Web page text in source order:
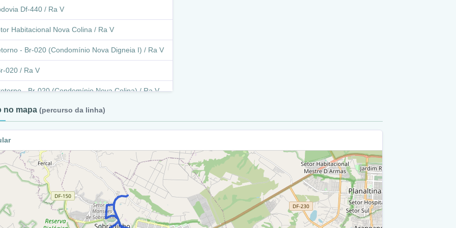
Df-440 / Ra V
Habitacional Nova Colina / Ra V
- Br-020 (Condomínio Nova Digneia I) / Ra V
020 / Ra V
- Br-020 (Condomínio Nova Colina) / Ra V
020 / Ra V
- Br-020 (Condomínio Nova Digneia I) / Ra
020 / Ra V
Q.18/16 / Ra V
Q.17/16 / Ra V
14 (Rua 8) / Ra V
no mapa (percurso da linha)